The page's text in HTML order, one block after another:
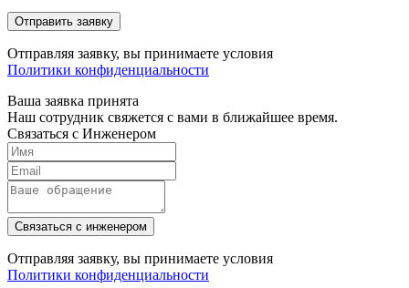
Отправляя заявку, вы принимаете условия
Политики конфиденциальности
Ваша заявка принята
Наш сотрудник свяжется с вами в ближайшее время.
Связаться с Инженером
Связаться с инженером
Отправляя заявку, вы принимаете условия
Политики конфиденциальности